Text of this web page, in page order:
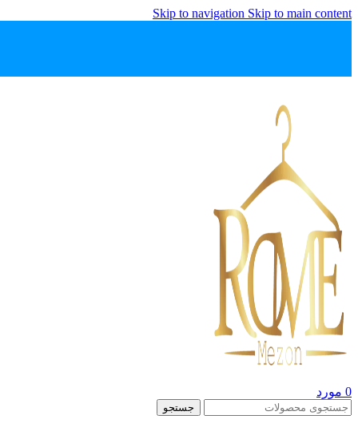
Skip to navigation Skip to main content
0 مورد
جستجو